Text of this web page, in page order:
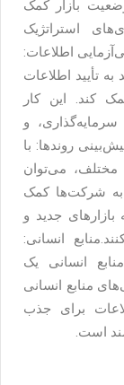
بازار کمک
استراتژیک
اطلاعات:
تأیید اطلاعات
کند. این کار
سرمایه‌گذاری، و
روندها: با
مختلف، می‌توان
به شرکت‌ها کمک
جدید و
منابع انسانی:
انسانی یک
منابع انسانی
برای جذب
است.